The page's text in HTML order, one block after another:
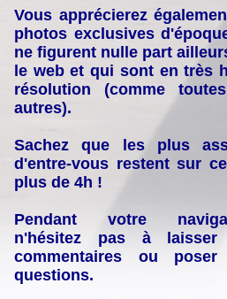
Vous apprécierez
photos exclusives
ne figurent nulle part
le web et qui sont en très
résolution (comme
autres).
Sachez que les plus
d'entre-vous restent sur
plus de 4h !
Pendant votre
n'hésitez pas à laisser
commentaires ou
questions.